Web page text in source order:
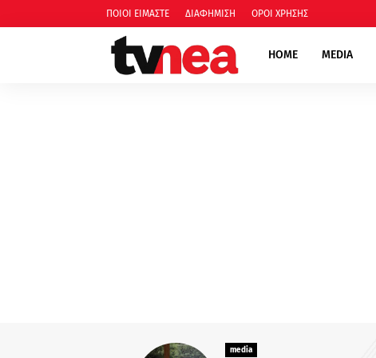
ΠΟΙΟΙ ΕΙΜΑΣΤΕ ΔΙΑΦΗΜΙΣΗ ΟΡΟΙ ΧΡΗΣΗΣ
HOME MEDIA
media